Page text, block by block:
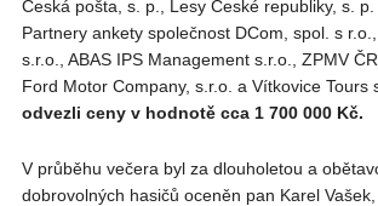
Česká pošta, s. p., Lesy České republiky, s. p.
Partnery ankety společnost DCom, spol. s
s.r.o., ABAS IPS Management s.r.o., ZPMV
Ford Motor Company, s.r.o. a Vítkovice Tours
odvezli ceny v hodnotě cca 1 700 000 Kč.
V průběhu večera byl za dlouholetou a
dobrovolných hasičů oceněn pan Karel